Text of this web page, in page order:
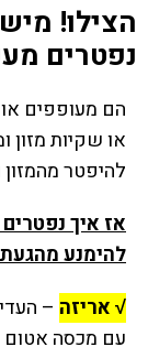
הצילו!
נפטרים
הם מעופפים
או שקיות
להיפטר
אז איך
להימנע
√ אריזה –
עם מכסה אטום